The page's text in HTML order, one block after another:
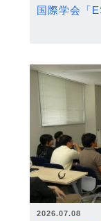
国際学会「
2026.07.08